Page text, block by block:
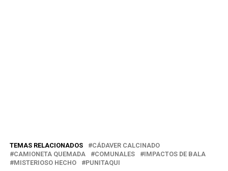
TEMAS RELACIONADOS
CÁDAVER CALCINADO
CAMIONETA QUEMADA
COMUNALES
IMPACTOS DE BALA
MISTERIOSO HECHO
PUNITAQUI